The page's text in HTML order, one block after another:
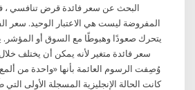
البحث عن سعر فائدة قرض تنافسي ،
المفروضة ليست هي الاعتبار الوحيد. سعر
يتحرك صعودًا وهبوطًا مع السوق أو المؤشر.
سعر فائدة متغير لأنه يمكن أن يختلف خلال
وُصِفت الرسوم العائمة بأنها «واحدة من ألمع
كانت الحالة الإنجليزية المسجلة الأولى